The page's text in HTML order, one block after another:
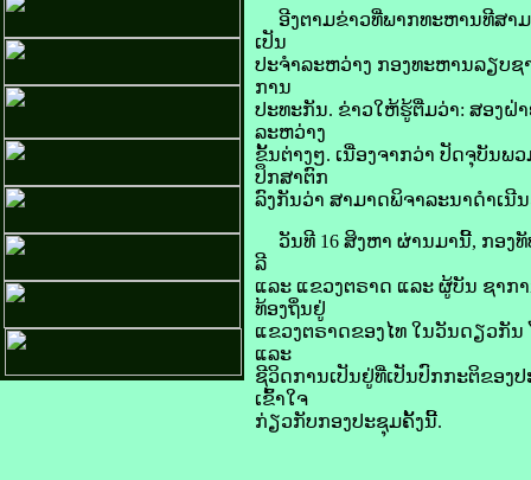
ອີງ​ຕາມ​ຂ່າວ​ທີ່​ພາກ​ທະຫານ​ທີ​ສາ
ເປັນ
ປະຈຳ​ລະຫວ່າງ​ ກອງ​ທະຫານ​ລຽບ​
ການ​
ປະ​ທະ​ກັນ. ຂ່າວ​ໃຫ້​ຮູ້​ຕື່ມ​ວ່າ: ສອງ​ຝ່
ລະຫວ່າງ​
ຂັ້ນ​ຕ່າງໆ. ເນື່ອງ​ຈາກວ່າ ປັດຈຸບັນ​
ປຶກສາ​ຕົກ
ລົງ​ກັນ​ວ່າ ສາມາດ​ພິຈາລະນາ​ດຳເ
ວັນ​ທີ 16 ສິງຫາ ຜ່ານ​ມາ​ນີ້, ກອງ
ລີ​
ແລະ​ ແຂວງ​ຕຣາດ​ ແລະ​ ຜູ້​ບັນ ຊາ​ກ
ທ້ອງຖິ່ນ​ຢູ່​
ແຂວງ​ຕຣາດ​ຂອງ​ໄທ ໃນ​ວັນ​ດຽວ​ກັ
ແລະ​
ຊີວິດ​ການ​ເປັນ​ຢູ່​ທີ່​ເປັນ​ປົກກະຕິ​ຂອງ​
ເຂົ້າໃຈ
ກ່ຽວ​ກັບ​ກອງ​ປະຊຸມ​ຄັ້ງ​ນີ້.